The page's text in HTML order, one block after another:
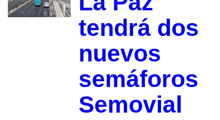
tendrá dos
nuevos
semáforos
Semovial